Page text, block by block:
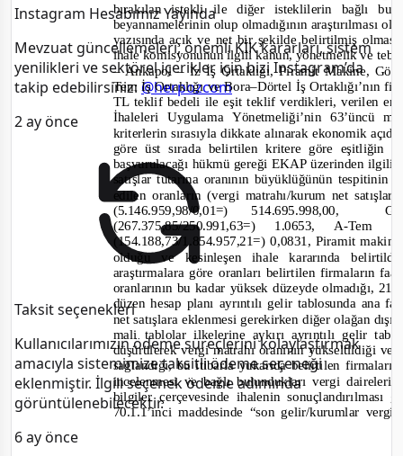
Instagram Hesabımız Yayında
Mevzuat güncellemeleri, önemli KİK kararları, sistem
yenilikleri ve sektörel içerikler için bizi Instagram’da
takip edebilirsiniz:@herpozcom
2 ay önce
Taksit seçenekleri
Kullanıcılarımızın ödeme süreçlerini kolaylaştırmak
amacıyla sistemimize taksitli ödeme seçeneği
eklenmiştir. İlgili seçenek ödeme adımında
görüntülenebilecektir.
6 ay önce
bırakılan istekli ile diğer isteklilerin bağlı
beyannamelerinin olup olmadığının araştırılması
yazısında açık ve net bir şekilde belirtilmiş
ihale komisyonunun ilgili kanun, yönetmelik ve t
–Ankapol– İz İş Ortaklığı, Piramit Makine,
Tem İş Ortaklığı ve Bora–Dörtel İş Ortaklığı’nın
TL teklif bedeli ile eşit teklif verdikleri, verilen
İhaleleri Uygulama Yönetmeliği’nin 63’üncü
kriterlerin sırasıyla dikkate alınarak ekonomik
göre üst sırada belirtilen kritere göre eşitliğin
başvurulacağı hükmü gereği EKAP üzerinden
satışlar tutarına oranının büyüklüğünün tespitinin
edilen oranların (vergi matrahı/kurum net
(5.146.959,98/0,01=)
514.695.998,00,
(267.375,85/250.991,63=) 1.0653, A-
(154.188,73/1.854.957,21=)0,0831, Piramit
olduğu ve kesinleşen ihale kararında
araştırmalara göre oranları belirtilen firmaların
oranlarının bu kadar yüksek düzeyde olmadığı,
düzen hesap planı ayrıntılı gelir tablosunda ana
net satışlara eklenmesi gerekirken diğer olağan
mali tablolar ilkelerine aykırı ayrıntılı gelir
düşürülerek vergi matrahı oranının yükseltildiği ve
sağlandığı, bu itibarla yukarıda belirtilen
incelenmesi ve bağlı bulundukları vergi
bilgiler çerçevesinde ihalenin
70.1.1’inci maddesinde “son gelir/kurumlar